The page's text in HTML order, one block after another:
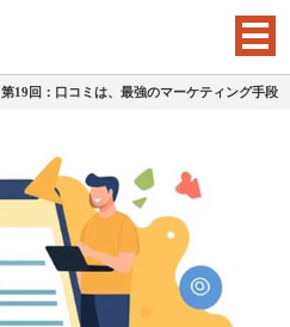
第19回：口コミは、最強のマーケティング手段